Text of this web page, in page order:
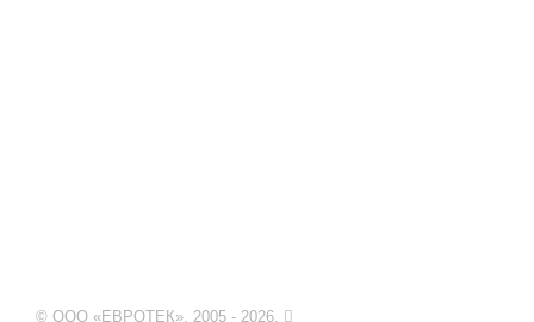
© ООО «ЕВРОТЕК». 2005 - 2026.